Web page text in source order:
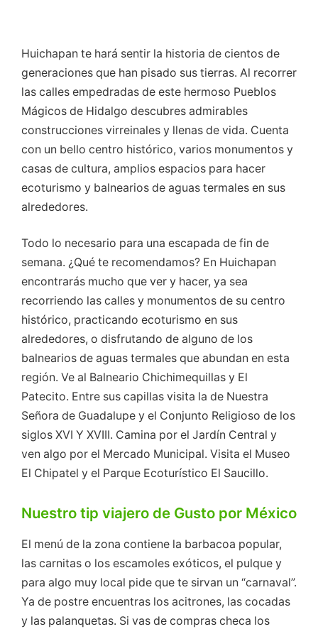
Huichapan te hará sentir la historia de cientos de
generaciones que han pisado sus tierras. Al recorrer
las calles empedradas de este hermoso Pueblos
Mágicos de Hidalgo descubres admirables
construcciones virreinales y llenas de vida. Cuenta
con un bello centro histórico, varios monumentos y
casas de cultura, amplios espacios para hacer
ecoturismo y balnearios de aguas termales en sus
alrededores.
Todo lo necesario para una escapada de fin de
semana. ¿Qué te recomendamos? En Huichapan
encontrarás mucho que ver y hacer, ya sea
recorriendo las calles y monumentos de su centro
histórico, practicando ecoturismo en sus
alrededores, o disfrutando de alguno de los
balnearios de aguas termales que abundan en esta
región. Ve al Balneario Chichimequillas y El
Patecito. Entre sus capillas visita la de Nuestra
Señora de Guadalupe y el Conjunto Religioso de los
siglos XVI Y XVIII. Camina por el Jardín Central y
ven algo por el Mercado Municipal. Visita el Museo
El Chipatel y el Parque Ecoturístico El Saucillo.
Nuestro tip viajero de Gusto por México
El menú de la zona contiene la barbacoa popular,
las carnitas o los escamoles exóticos, el pulque y
para algo muy local pide que te sirvan un “carnaval”.
Ya de postre encuentras los acitrones, las cocadas
y las palanquetas. Si vas de compras checa los